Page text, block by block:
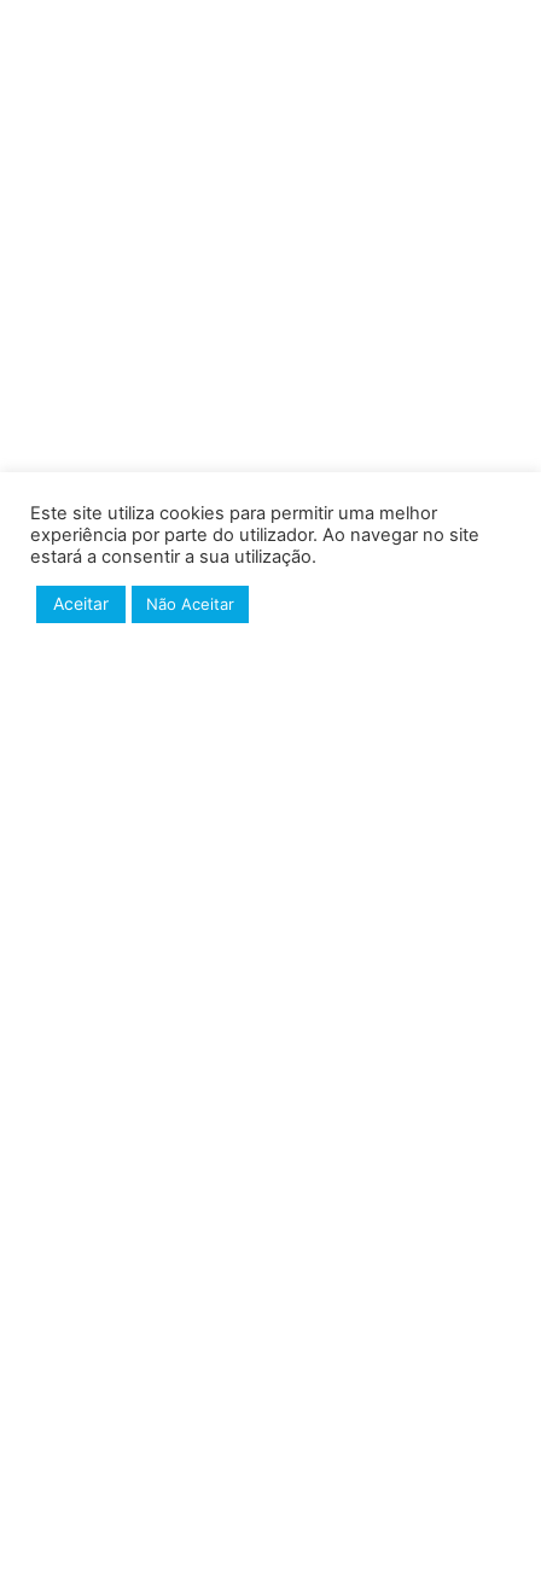
Este site utiliza cookies para permitir uma melhor
experiência por parte do utilizador. Ao navegar no site
estará a consentir a sua utilização.
Aceitar Não Aceitar